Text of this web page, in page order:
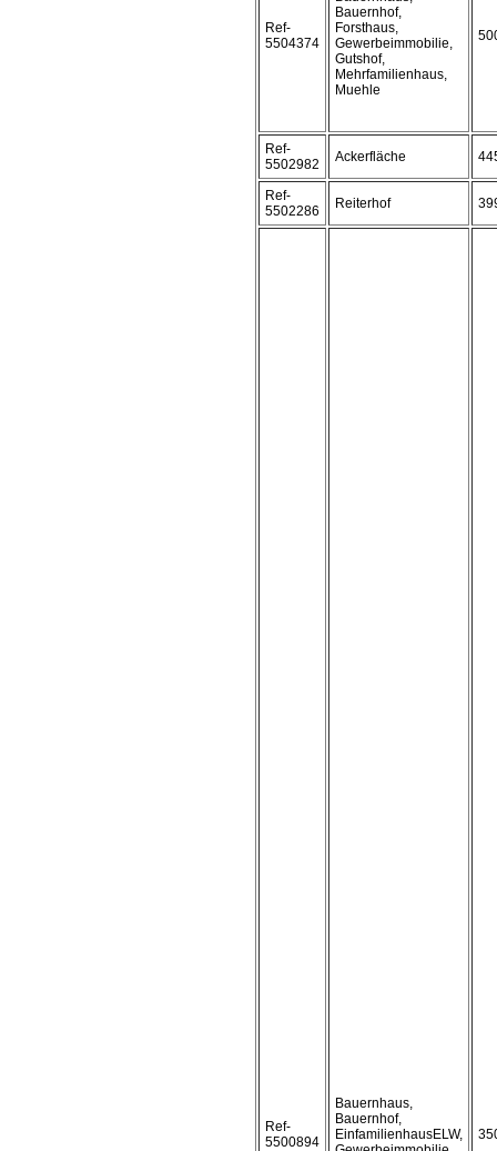
Ref-
5504374
Bauernhof,
Forsthaus,
Gewerbeimmobilie,
Gutshof,
Mehrfamilienhaus,
Muehle
Ref-
5502982
Ackerfläche
Ref-
5502286
Reiterhof
Ref-
5500894
Bauernhaus,
Bauernhof,
EinfamilienhausELW,